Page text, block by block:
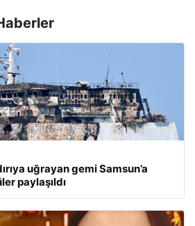
uğrayan gemi Samsun’a
paylaşıldı